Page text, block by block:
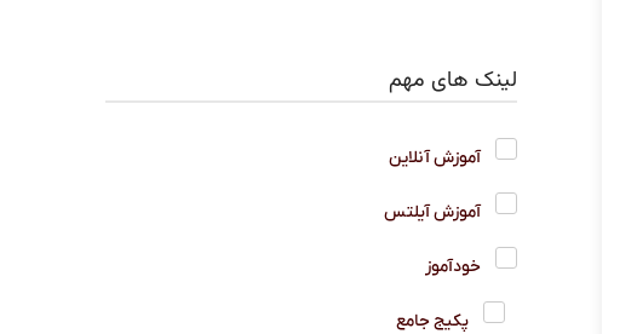
لینک های مهم
آموزش آنلاین
آموزش آیلتس
خودآموز
پکیج جامع